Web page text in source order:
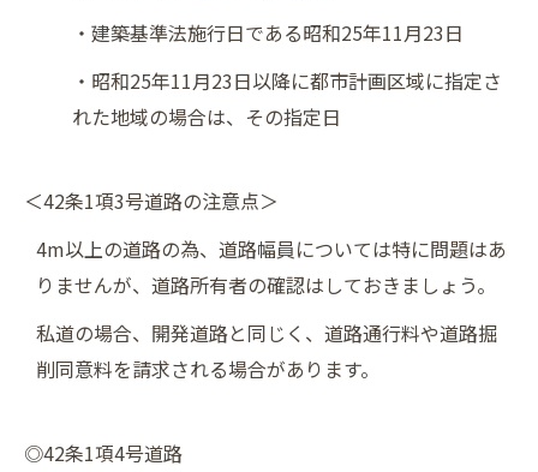
・建築基準法施行日である昭和25年11月23日
・昭和25年11月23日以降に都市計画区域に指定さ
れた地域の場合は、その指定日
＜42条1項3号道路の注意点＞
4m以上の道路の為、道路幅員については特に問題はあ
りませんが、道路所有者の確認はしておきましょう。
私道の場合、開発道路と同じく、道路通行料や道路掘
削同意料を請求される場合があります。
◎42条1項4号道路